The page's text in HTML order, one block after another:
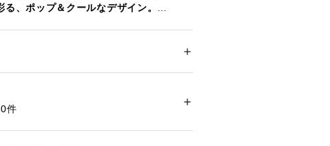
る、ポップ＆クールなデザイン。
バックプリント」
だ時も主役級の可愛さです。
ビー
レタン2%
デシュ製
ョップ）
0件